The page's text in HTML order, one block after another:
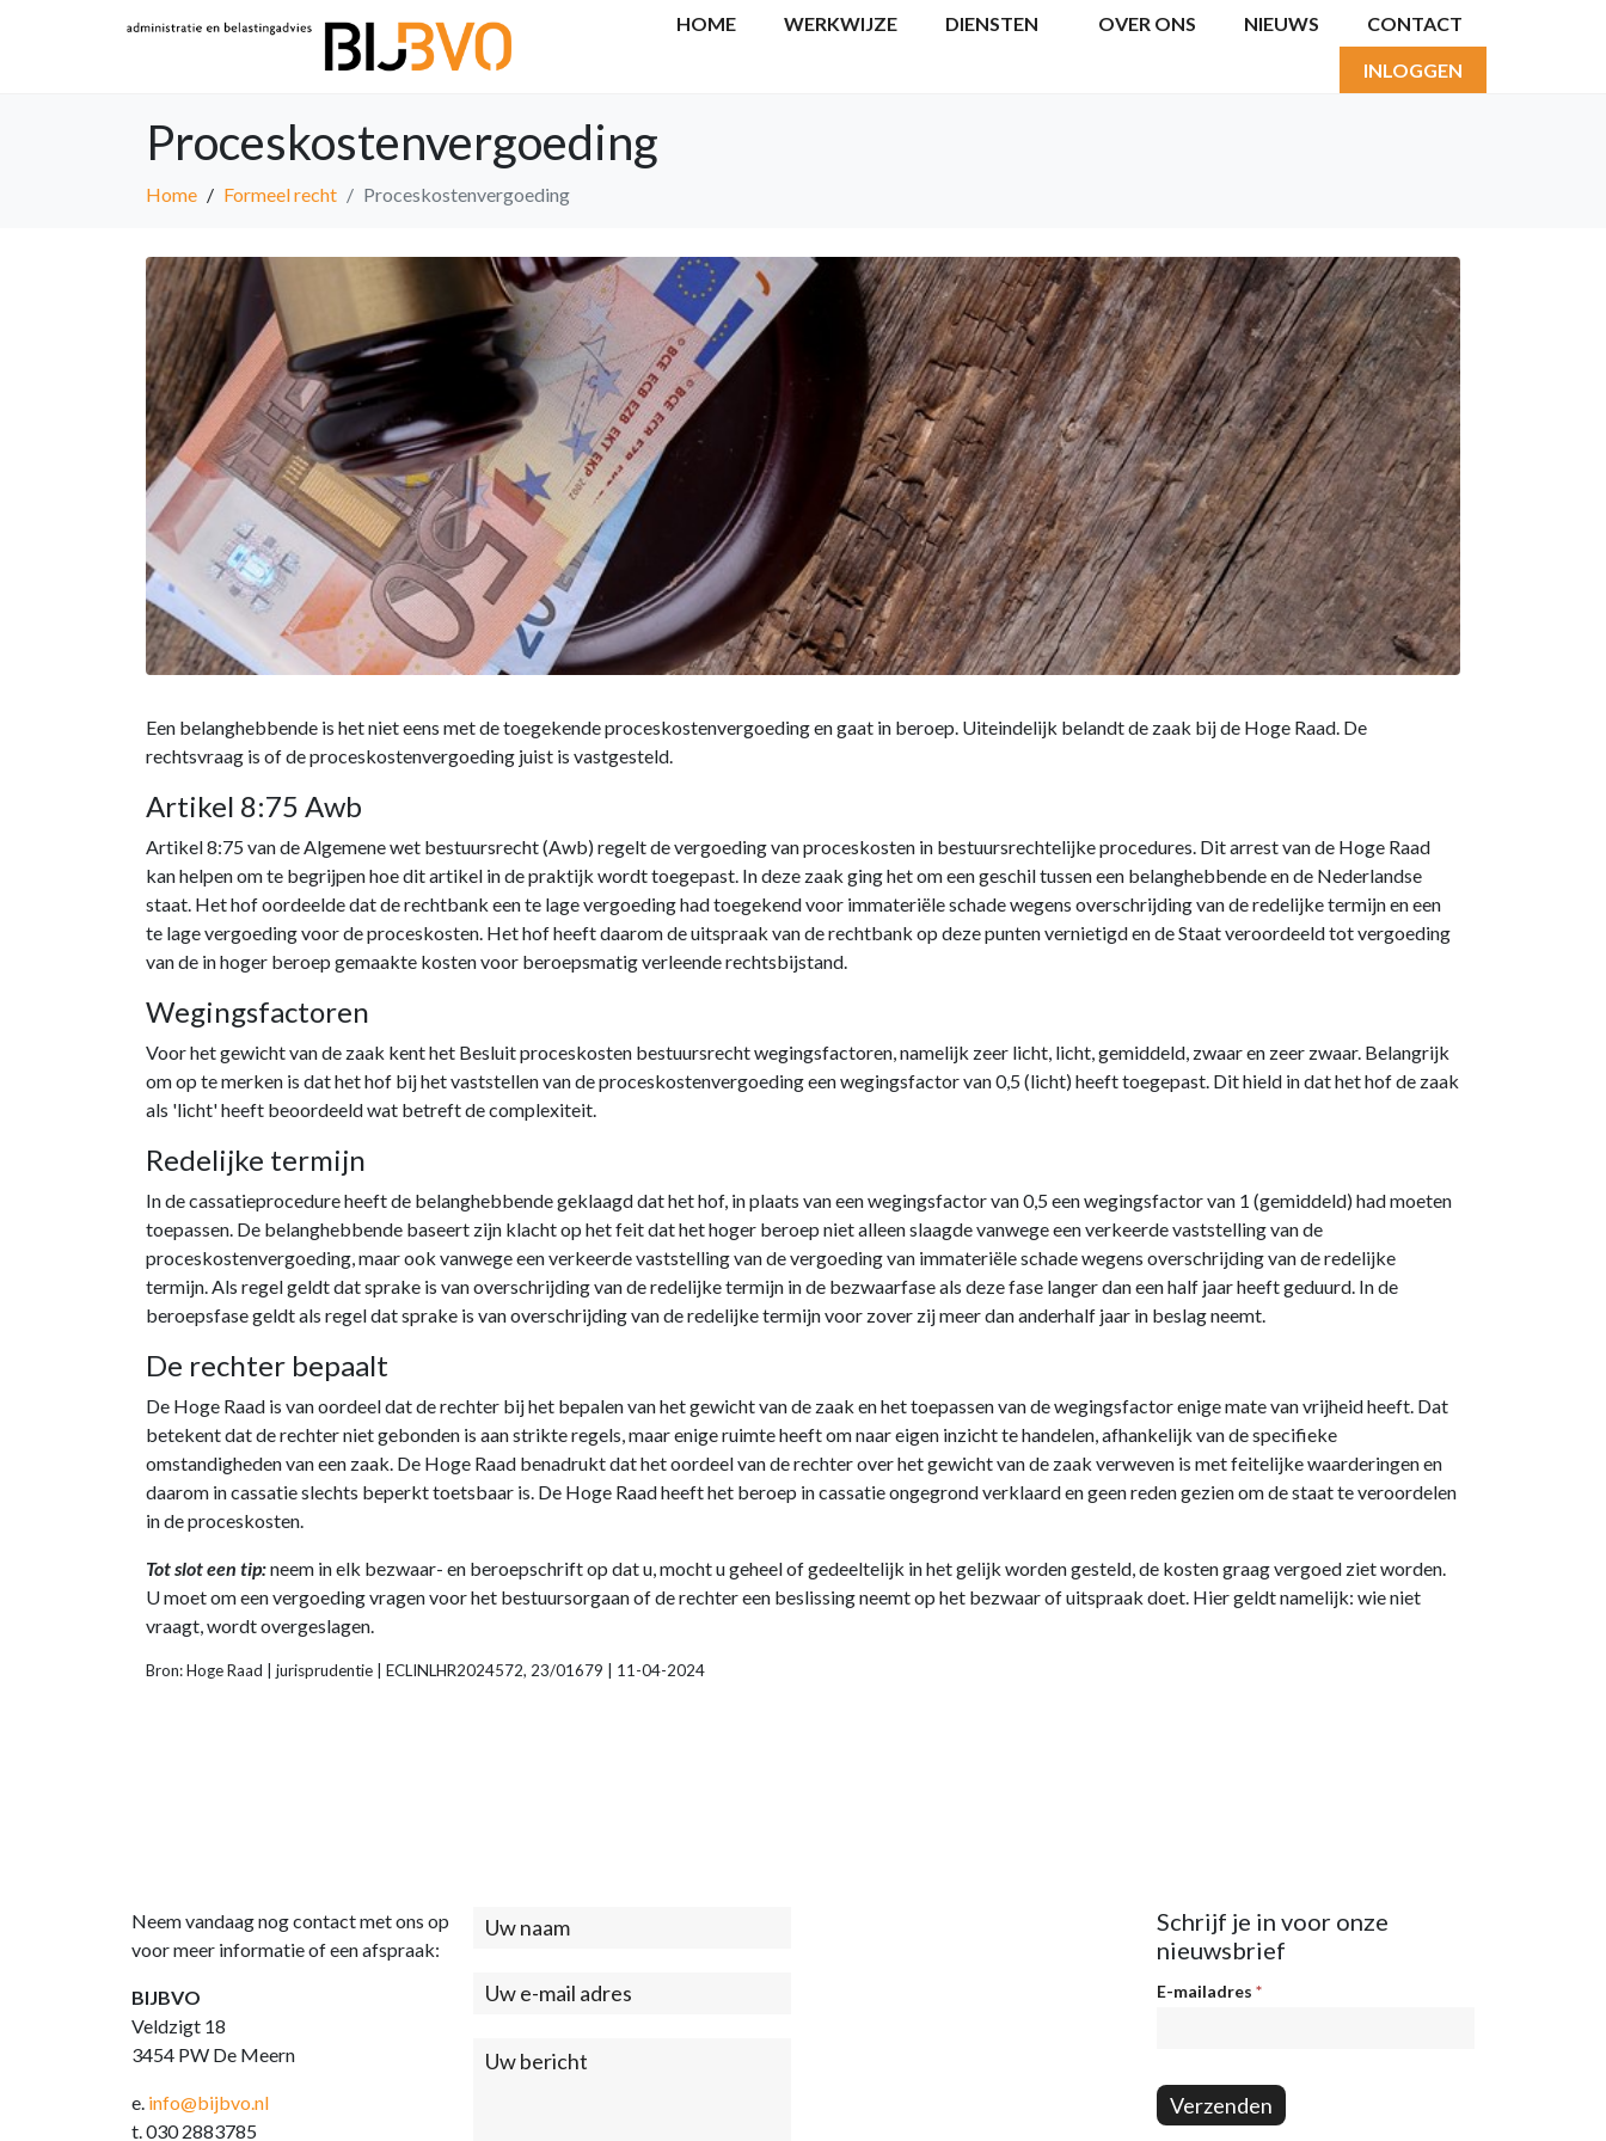
HOME WERKWIJZE DIENSTEN OVER ONS NIEUWS CONTACT
INLOGGEN
Proceskostenvergoeding
Home Formeel recht Proceskostenvergoeding
Een belanghebbende is het niet eens met de toegekende proceskostenvergoeding en gaat in beroep. Uiteindelijk belandt de zaak bij de Hoge Raad. De
rechtsvraag is of de proceskostenvergoeding juist is vastgesteld.
Artikel 8:75 Awb
Artikel 8:75 van de Algemene wet bestuursrecht (Awb) regelt de vergoeding van proceskosten in bestuursrechtelijke procedures. Dit arrest van de Hoge Raad
kan helpen om te begrijpen hoe dit artikel in de praktijk wordt toegepast. In deze zaak ging het om een geschil tussen een belanghebbende en de Nederlandse
staat. Het hof oordeelde dat de rechtbank een te lage vergoeding had toegekend voor immateriële schade wegens overschrijding van de redelijke termijn en een
te lage vergoeding voor de proceskosten. Het hof heeft daarom de uitspraak van de rechtbank op deze punten vernietigd en de Staat veroordeeld tot vergoeding
van de in hoger beroep gemaakte kosten voor beroepsmatig verleende rechtsbijstand.
Wegingsfactoren
Voor het gewicht van de zaak kent het Besluit proceskosten bestuursrecht wegingsfactoren, namelijk zeer licht, licht, gemiddeld, zwaar en zeer zwaar. Belangrijk
om op te merken is dat het hof bij het vaststellen van de proceskostenvergoeding een wegingsfactor van 0,5 (licht) heeft toegepast. Dit hield in dat het hof de zaak
als 'licht' heeft beoordeeld wat betreft de complexiteit.
Redelijke termijn
In de cassatieprocedure heeft de belanghebbende geklaagd dat het hof, in plaats van een wegingsfactor van 0,5 een wegingsfactor van 1 (gemiddeld) had moeten
toepassen. De belanghebbende baseert zijn klacht op het feit dat het hoger beroep niet alleen slaagde vanwege een verkeerde vaststelling van de
proceskostenvergoeding, maar ook vanwege een verkeerde vaststelling van de vergoeding van immateriële schade wegens overschrijding van de redelijke
termijn. Als regel geldt dat sprake is van overschrijding van de redelijke termijn in de bezwaarfase als deze fase langer dan een half jaar heeft geduurd. In de
beroepsfase geldt als regel dat sprake is van overschrijding van de redelijke termijn voor zover zij meer dan anderhalf jaar in beslag neemt.
De rechter bepaalt
De Hoge Raad is van oordeel dat de rechter bij het bepalen van het gewicht van de zaak en het toepassen van de wegingsfactor enige mate van vrijheid heeft. Dat
betekent dat de rechter niet gebonden is aan strikte regels, maar enige ruimte heeft om naar eigen inzicht te handelen, afhankelijk van de specifieke
omstandigheden van een zaak. De Hoge Raad benadrukt dat het oordeel van de rechter over het gewicht van de zaak verweven is met feitelijke waarderingen en
daarom in cassatie slechts beperkt toetsbaar is. De Hoge Raad heeft het beroep in cassatie ongegrond verklaard en geen reden gezien om de staat te veroordelen
in de proceskosten.
Tot slot een tip:neem in elk bezwaar- en beroepschrift op dat u, mocht u geheel of gedeeltelijk in het gelijk worden gesteld, de kosten graag vergoed ziet worden.
U moet om een vergoeding vragen voor het bestuursorgaan of de rechter een beslissing neemt op het bezwaar of uitspraak doet. Hier geldt namelijk: wie niet
vraagt, wordt overgeslagen.
Bron: Hoge Raad | jurisprudentie | ECLINLHR2024572, 23/01679 | 11-04-2024
Neem vandaag nog contact met ons op
voor meer informatie of een afspraak:
BIJBVO
Veldzigt 18
3454 PW De Meern
e. info@bijbvo.nl
t. 030 2883785
Contact
Schrijf je in voor onze
nieuwsbrief
Nieuwsbrief
E-mailadres *
Verzenden